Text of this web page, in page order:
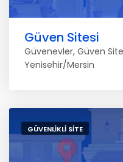
Güven Sitesi
Güvenevler, Güven
Yenisehir/Mersin
GÜVENLIKLI SITE